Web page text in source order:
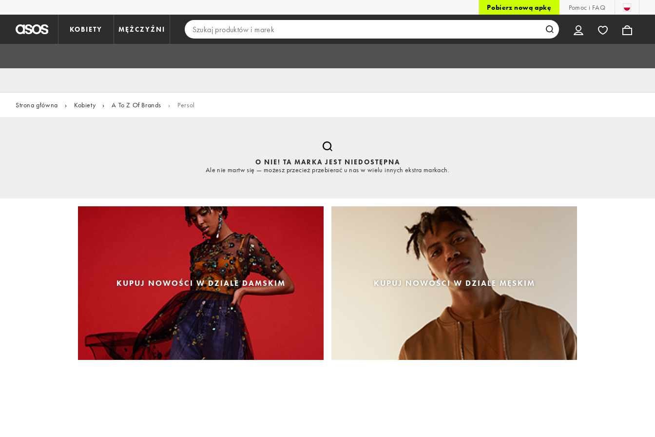
Pobierz nową apkę Pomoc i FAQ
KOBIETY MĘŻCZYŹNI
Strona główna › Kobiety › A To Z Of Brands › Persol
O NIE! TA MARKA JEST NIEDOSTĘPNA
Ale nie martw się — możesz przecież przebierać u nas w wielu innych ekstra markach.
KUPUJ NOWOŚCI W DZIALE DAMSKIM KUPUJ NOWOŚCI W DZIALE MĘSKIM